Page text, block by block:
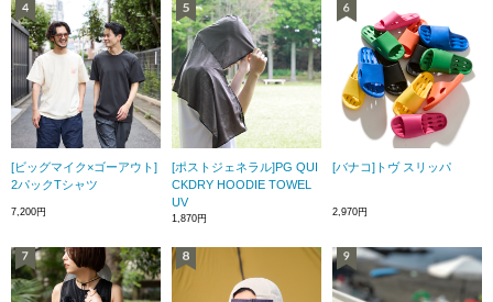
[ビッグマイク×ゴーアウト]
2パックTシャツ
7,200円
[ポストジェネラル]PG QUI
CKDRY HOODIE TOWEL
UV
1,870円
[バナコ]トヴ スリッパ
2,970円